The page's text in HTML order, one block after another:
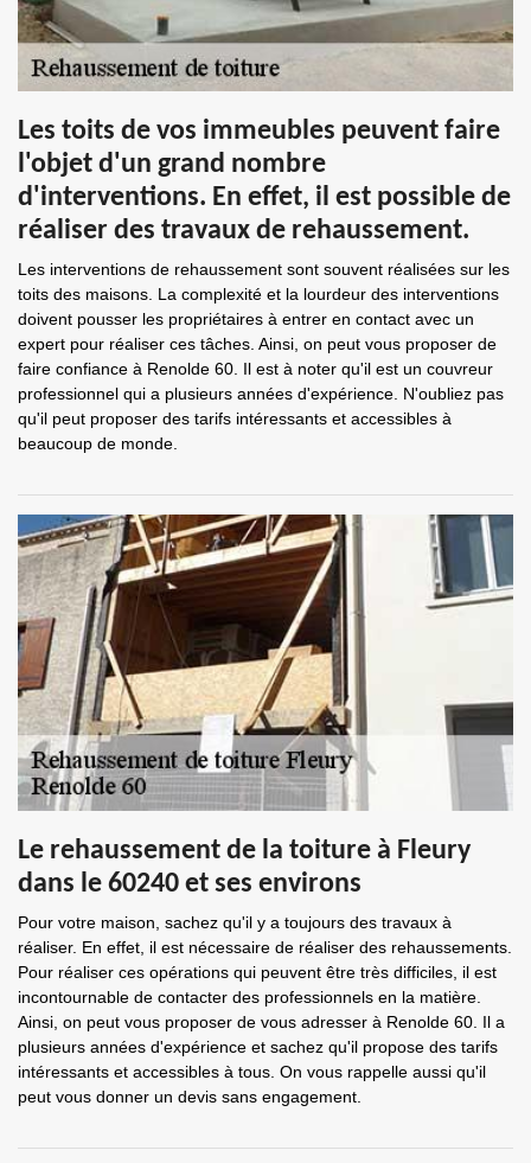
Les toits de vos immeubles peuvent faire
l'objet d'un grand nombre
d'interventions. En effet, il est possible de
réaliser des travaux de rehaussement.
Les interventions de rehaussement sont souvent réalisées sur les
toits des maisons. La complexité et la lourdeur des interventions
doivent pousser les propriétaires à entrer en contact avec un
expert pour réaliser ces tâches. Ainsi, on peut vous proposer de
faire confiance à Renolde 60. Il est à noter qu'il est un couvreur
professionnel qui a plusieurs années d'expérience. N'oubliez pas
qu'il peut proposer des tarifs intéressants et accessibles à
beaucoup de monde.
Le rehaussement de la toiture à Fleury
dans le 60240 et ses environs
Pour votre maison, sachez qu'il y a toujours des travaux à
réaliser. En effet, il est nécessaire de réaliser des rehaussements.
Pour réaliser ces opérations qui peuvent être très difficiles, il est
incontournable de contacter des professionnels en la matière.
Ainsi, on peut vous proposer de vous adresser à Renolde 60. Il a
plusieurs années d'expérience et sachez qu'il propose des tarifs
intéressants et accessibles à tous. On vous rappelle aussi qu'il
peut vous donner un devis sans engagement.